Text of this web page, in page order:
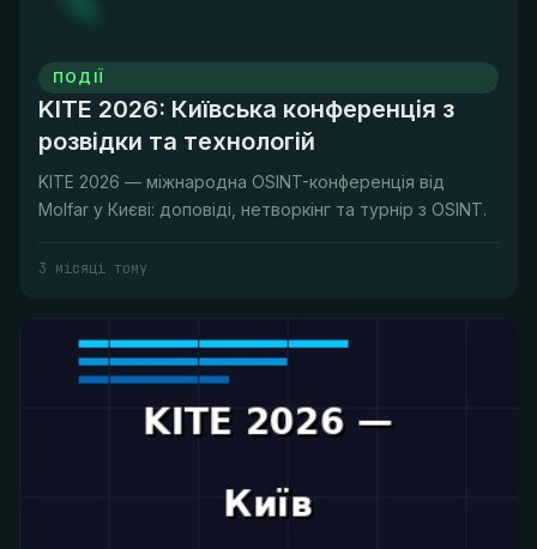
ПОДІЇ
KITE 2026: Київська конференція з
розвідки та технологій
KITE 2026 — міжнародна OSINT-конференція від
Molfar у Києві: доповіді, нетворкінг та турнір з OSINT.
3 місяці тому